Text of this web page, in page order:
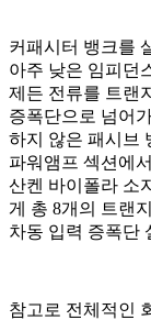
커패시터 뱅크를
아주 낮은 임피던
제든 전류를 트랜
증폭단으로 넘어
하지 않은 패시브
파워앰프 섹션에
산켄 바이폴라 소
게 총 8개의 트랜
차동 입력 증폭단
참고로 전체적인